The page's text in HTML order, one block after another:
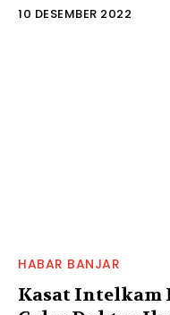
10 DESEMBER 2022
HABAR BANJAR
Kasat Intelkam